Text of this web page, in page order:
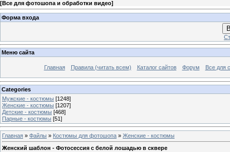
[Все для фотошопа и обработки видео]
Форма входа
Меню сайта
Главная Правила (читать всем) Каталог сайтов Форум Все для
Categories
Мужские - костюмы [1248]
Женские - костюмы [1207]
Детские - костюмы [468]
Парные - костюмы [51]
Главная » Файлы » Костюмы для фотошопа » Женские - костюмы
Женский шаблон - Фотосессия с белой лошадью в сквере